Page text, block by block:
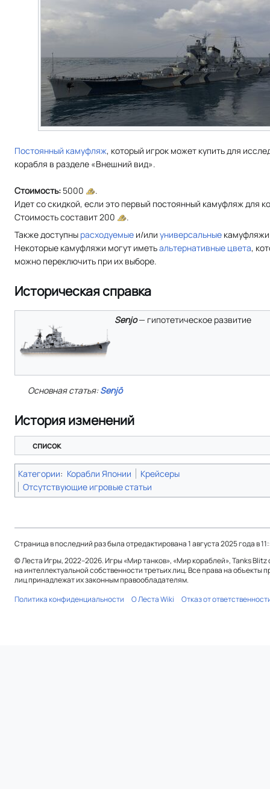
Постоянный камуфляж, который игрок может купить для
корабля в разделе «Внешний вид».
Стоимость: 5000
.
Идет со скидкой, если это первый постоянный камуфляж для
Cтоимость составит 200
.
Также доступны расходуемые и/или универсальные
Некоторые камуфляжи могут иметьальтернативные цвета,
можно переключить при их выборе.
Историческая справка
Senjo— гипотетическое развитие
Основная статья:Senjō
История изменений
список
Категории: Корабли Японии
Крейсеры
Отсутствующие игровые статьи
Страница в последний раз была отредактирована 1 августа 2025 года в
© Леста Игры, 2022–2026. Игры «Мир танков», «Мир кораблей», Tanks Blitz
на интеллектуальной собственности третьих лиц. Все права на объекты
лиц принадлежат их законным правообладателям.
Политика конфиденциальности
О Леста Wiki Отказ от